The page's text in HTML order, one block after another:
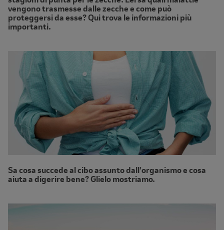
vengono trasmesse dalle zecche e come può
proteggersi da esse? Qui trova le informazioni più
importanti.
Sa cosa succede al cibo assunto dall'organismo e cosa
aiuta a digerire bene? Glielo mostriamo.